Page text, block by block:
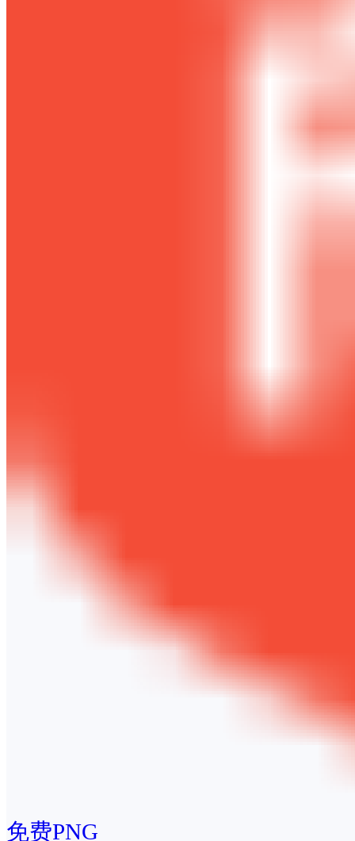
免费PNG